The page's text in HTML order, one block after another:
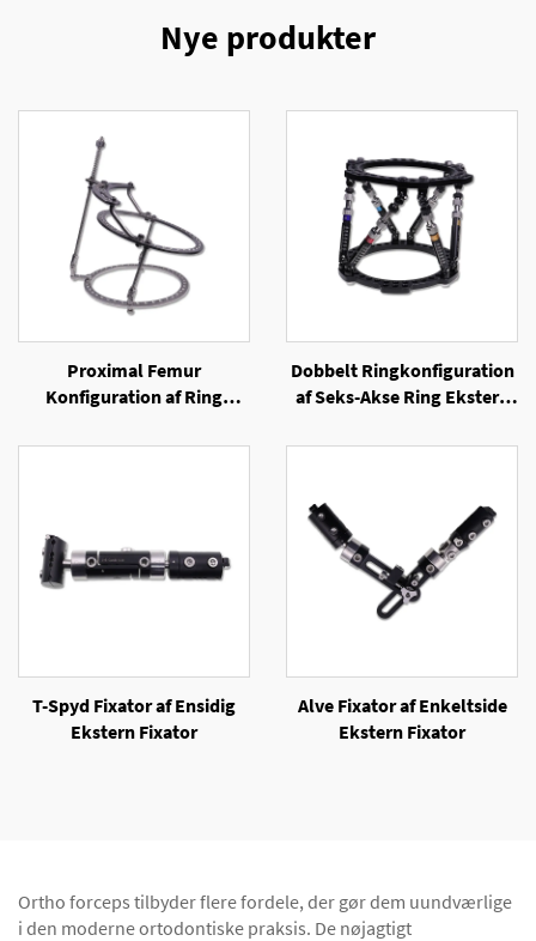
Nye produkter
Proximal Femur
Konfiguration af Ring
Dobbelt Ringkonfiguration
af Seks-Akse Ring Ekstern
T-Spyd Fixator af Ensidig
Ekstern Fixator
Alve Fixator af Enkeltside
Ekstern Fixator
Ortho forceps tilbyder flere fordele, der gør dem uundværlige
i den moderne ortodontiske praksis. De nøjagtigt